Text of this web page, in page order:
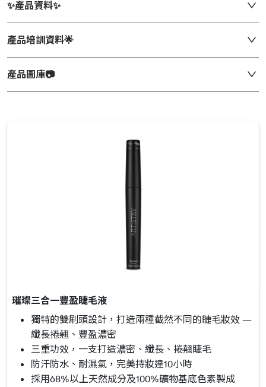
✨產品資料✨
產品培訓資料🌟
產品圖庫📷
璀璨三合一豐盈睫毛液
獨特的雙刷頭設計，打造兩種截然不同的睫毛妝效 —
纖長捲翹、豐盈濃密
三重功效，一支打造濃密、纖長、捲翹睫毛
防汗防水、耐濕氣，完美持妝達10小時
採用68%以上天然成分及100%礦物基底色素製成